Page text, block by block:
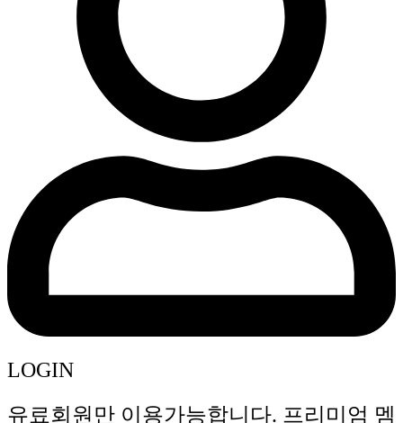
LOGIN
유료회원만 이용가능합니다. 프리미엄 멤